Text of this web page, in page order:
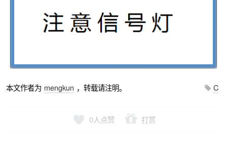
本文作者为 mengkun ，转载请注明。 C
0人点赞 打赏